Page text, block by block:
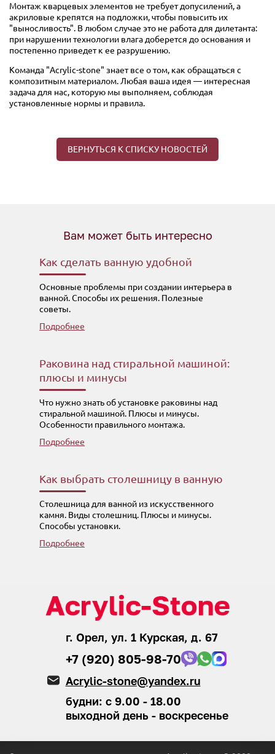
Монтаж кварцевых элементов не требует допусилений, а
акриловые крепятся на подложки, чтобы повысить их
"выносливость". В любом случае это не работа для дилетанта:
при нарушении технологии влага доберется до основания и
постепенно приведет к ее разрушению.
Команда "Acrylic-stone" знает все о том, как обращаться с
композитным материалом. Любая ваша идея — интересная
задача для нас, которую мы выполняем, соблюдая
установленные нормы и правила.
ВЕРНУТЬСЯ К СПИСКУ НОВОСТЕЙ
Вам может быть интересно
Как сделать ванную удобной
Основные проблемы при создании интерьера в
ванной. Способы их решения. Полезные
советы.
Подробнее
Раковина над стиральной машиной:
плюсы и минусы
Что нужно знать об установке раковины над
стиральной машиной. Плюсы и минусы.
Особенности правильного монтажа.
Подробнее
Как выбрать столешницу в ванную
Столешница для ванной из искусственного
камня. Виды столешниц. Плюсы и минусы.
Способы установки.
Подробнее
г. Орел, ул. 1 Курская, д. 67
+7 (920) 805-98-70
Acrylic-stone@yandex.ru
будни: с 9.00 - 18.00
выходной день - воскресенье